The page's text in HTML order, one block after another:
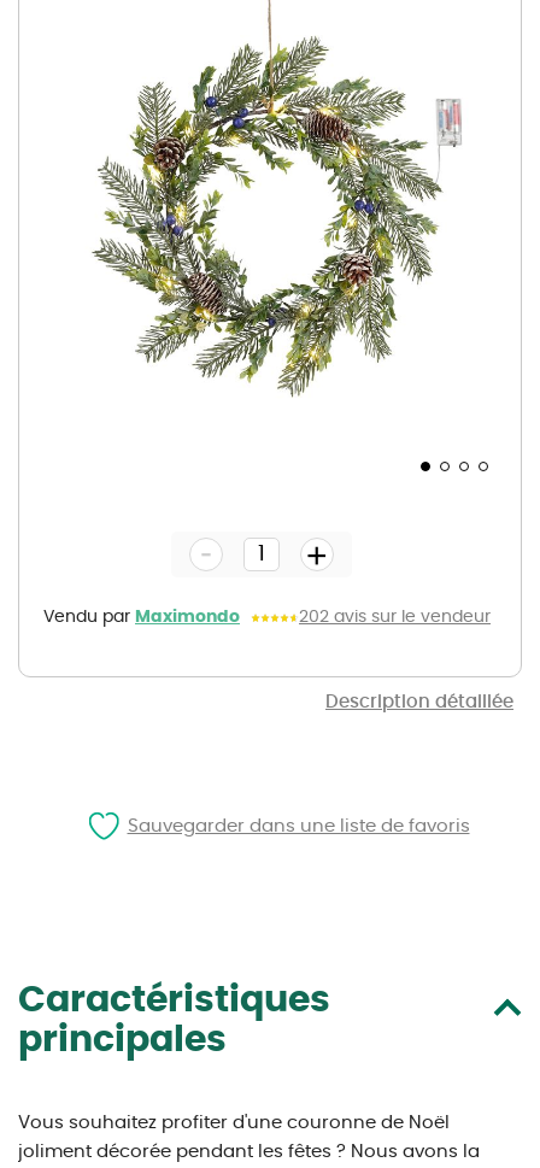
Description détaillée
gallery
Vendu par Maximondo 202 avis sur le vendeur
- +
Caractéristiques
principales
Vous souhaitez profiter d'une couronne de Noël
joliment décorée pendant les fêtes ? Nous avons la
Sauvegarder dans une liste de favoris